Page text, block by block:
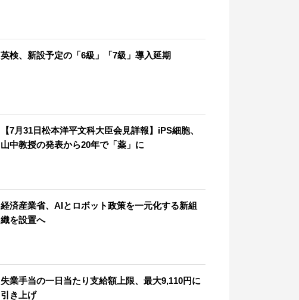
英検、新設予定の「6級」「7級」導入延期
【7月31日松本洋平文科大臣会見詳報】iPS細胞、
山中教授の発表から20年で「薬」に
経済産業省、AIとロボット政策を一元化する新組
織を設置へ
失業手当の一日当たり支給額上限、最大9,110円に
引き上げ